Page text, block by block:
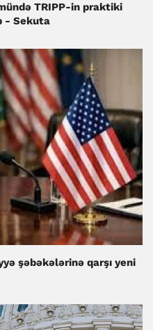
TRIPP-in praktiki
- Sekuta
şəbəkələrinə qarşı yeni